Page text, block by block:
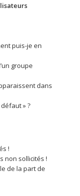
puis-je en
groupe
dans
» ?
!
non sollicités !
de la part de